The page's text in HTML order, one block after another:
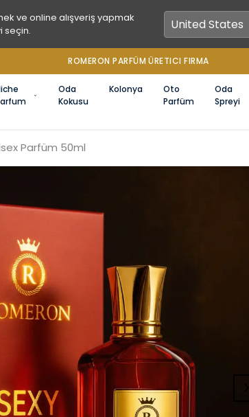
ve online alışveriş yapmak
seçin.
1000 TL ÜZERİ ÜCRETSİZ KARGO
Oda
Kokusu
Kolonya
Oto
Parfüm
Oda
Spreyi
Parfüm 50ml